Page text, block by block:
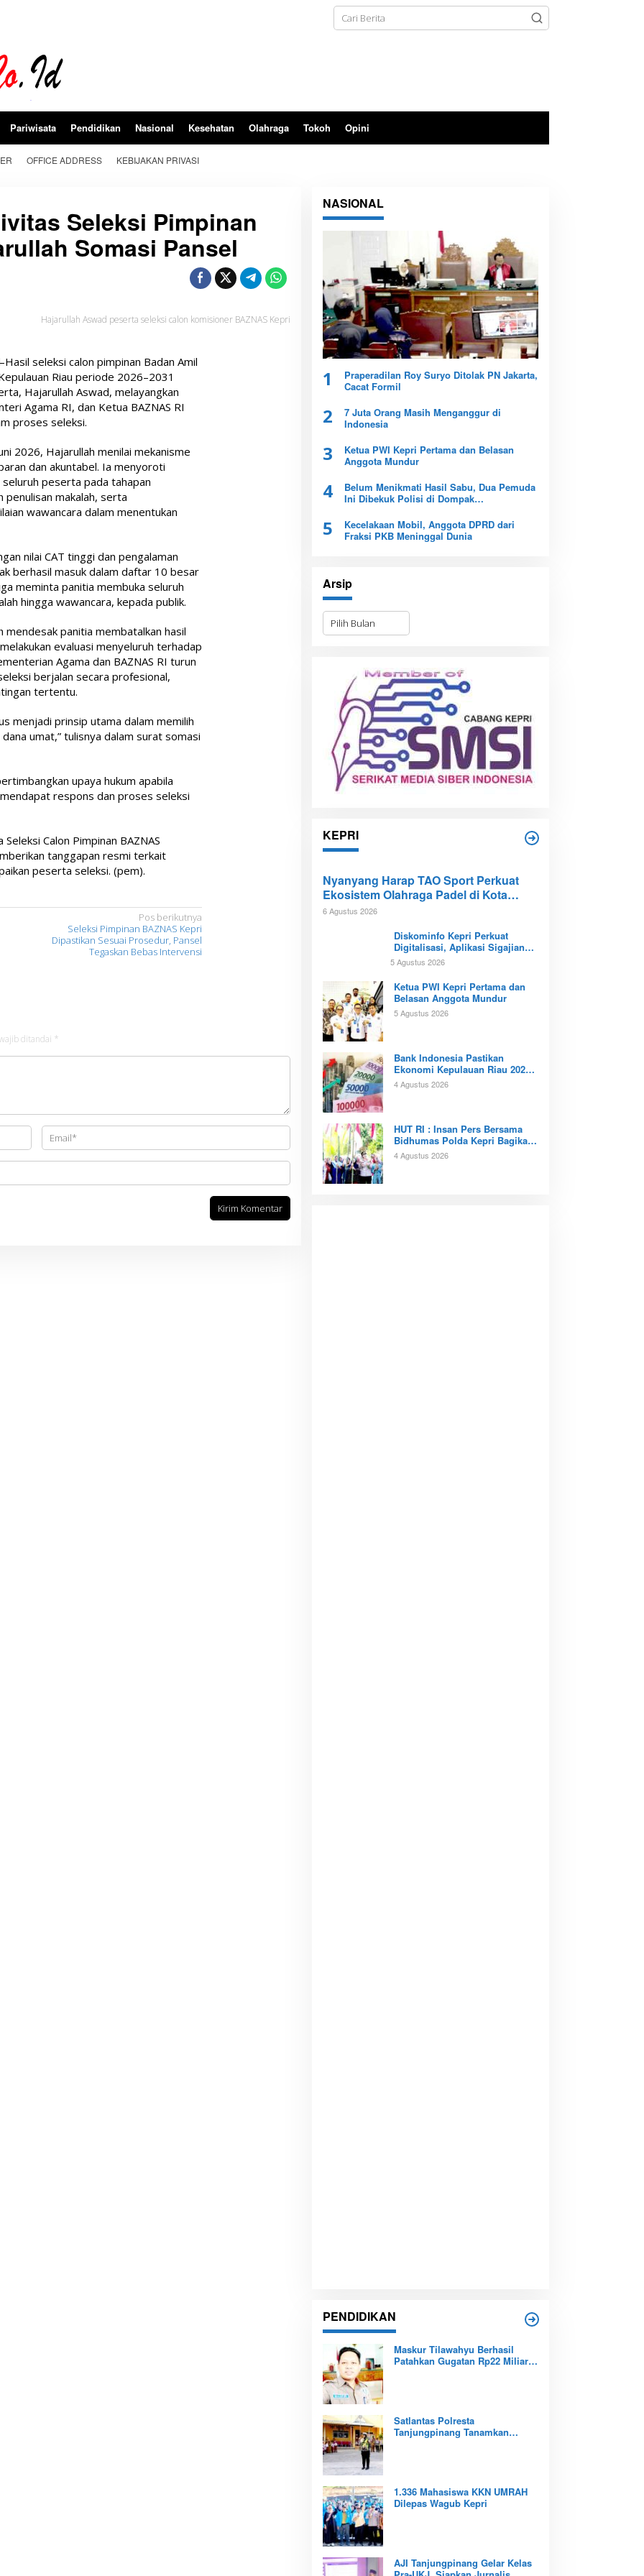
Pariwisata Pendidikan Nasional Kesehatan Olahraga Tokoh Opini
OFFICE ADDRESS KEBIJAKAN PRIVASI
Seleksi Pimpinan
Somasi Pansel
Hajarullah Aswad peserta seleksi calon komisioner BAZNAS Kepri
–Hasil seleksi calon pimpinan Badan Amil
Riau periode 2026–2031
Hajarullah Aswad, melayangkan
Agama RI, dan Ketua BAZNAS RI
proses seleksi.
2026, Hajarullah menilai mekanisme
dan akuntabel. Ia menyoroti
peserta pada tahapan
makalah, serta
wawancara dalam menentukan
nilai CAT tinggi dan pengalaman
berhasil masuk dalam daftar 10 besar
meminta panitia membuka seluruh
hingga wawancara, kepada publik.
panitia membatalkan hasil
evaluasi menyeluruh terhadap
Agama dan BAZNAS RI turun
berjalan secara profesional,
tertentu.
menjadi prinsip utama dalam memilih
umat,” tulisnya dalam surat somasi
upaya hukum apabila
respons dan proses seleksi
Calon Pimpinan BAZNAS
tanggapan resmi terkait
peserta seleksi. (pem).
Pos berikutnya
Seleksi Pimpinan BAZNAS Kepri
Dipastikan Sesuai Prosedur, Pansel
Tegaskan Bebas Intervensi
ditandai *
NASIONAL
1
Praperadilan Roy Suryo Ditolak PN Jakarta,
Cacat Formil
2
7 Juta Orang Masih Menganggur di
Indonesia
3
Ketua PWI Kepri Pertama dan Belasan
Anggota Mundur
4
Belum Menikmati Hasil Sabu, Dua Pemuda
Ini Dibekuk Polisi di Dompak
5
Kecelakaan Mobil, Anggota DPRD dari
Fraksi PKB Meninggal Dunia
Arsip
A
s
KEPRI
Nyanyang Harap TAO Sport Perkuat
Ekosistem Olahraga Padel di Kota
Batam
6 Agustus 2026
Diskominfo Kepri Perkuat
Digitalisasi, Aplikasi Sigajian
Sudah Terintegrasi TTE
5 Agustus 2026
Ketua PWI Kepri Pertama dan
Belasan Anggota Mundur
5 Agustus 2026
Bank Indonesia Pastikan
Ekonomi Kepulauan Riau 2026
Tunjukan Kinerja Positif
4 Agustus 2026
‎HUT RI : Insan Pers Bersama
Bidhumas Polda Kepri Bagikan
Ratusan Bendera Merah Putih
4 Agustus 2026
PENDIDIKAN
Maskur Tilawahyu Berhasil
Patahkan Gugatan Rp22 Miliar,
Satlantas Polresta
Tanjungpinang Tanamkan
1.336 Mahasiswa KKN UMRAH
Dilepas Wagub Kepri
AJI Tanjungpinang Gelar Kelas